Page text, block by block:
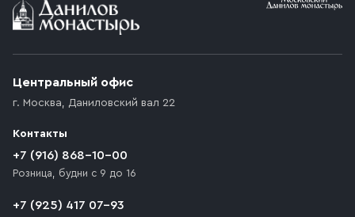
Условия доставки
возникают препятствия для подъезда автомобиля,
которое максимально близко к месту запланированной
движения. Если на территории места назначения
доставки предусмотрен платный въезд, то Покупателю
необходимо компенсировать стоимость въезда
Центральный офис
г. Москва, Даниловский вал 22
Контакты
+7 (916) 868-10-00
Розница, будни с 9 до 16
+7 (925) 417 07-93